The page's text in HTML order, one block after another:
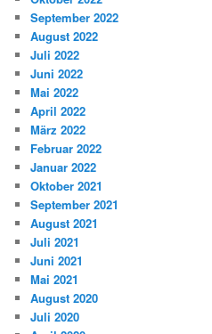
September 2022
August 2022
Juli 2022
Juni 2022
Mai 2022
April 2022
März 2022
Februar 2022
Januar 2022
Oktober 2021
September 2021
August 2021
Juli 2021
Juni 2021
Mai 2021
August 2020
Juli 2020